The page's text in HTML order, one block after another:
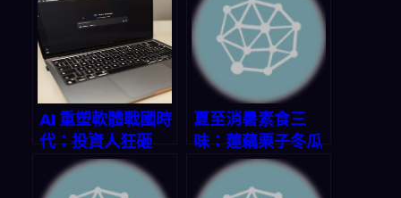
AI 重塑軟體戰國時
代：投資人狂砸
2.5 兆美元，誰在
笑到最後？
夏至消暑素食三
味：蓮藕栗子冬瓜
湯、水油燜時蔬、
油浸蒜香拌麵